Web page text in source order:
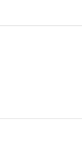
气息的存在。想看